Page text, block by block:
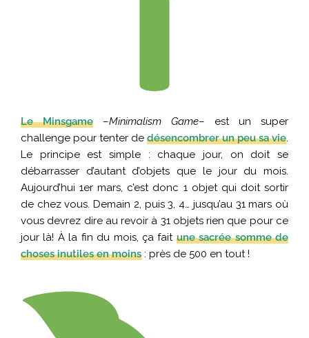
Le Minsgame –Minimalism Game– est un super
challenge pour tenter de désencombrer un peu sa vie.
Le principe est simple : chaque jour, on doit se
débarrasser d’autant d’objets que le jour du mois.
Aujourd’hui 1er mars, c’est donc 1 objet qui doit sortir
de chez vous. Demain 2, puis 3, 4… jusqu’au 31 mars où
vous devrez dire au revoir à 31 objets rien que pour ce
jour là! À la fin du mois, ça fait une sacrée somme de
choses inutiles en moins : près de 500 en tout !